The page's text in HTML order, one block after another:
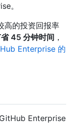
。
高的投资回报率
45 分钟时间 ，
Enterprise 的
Enterprise